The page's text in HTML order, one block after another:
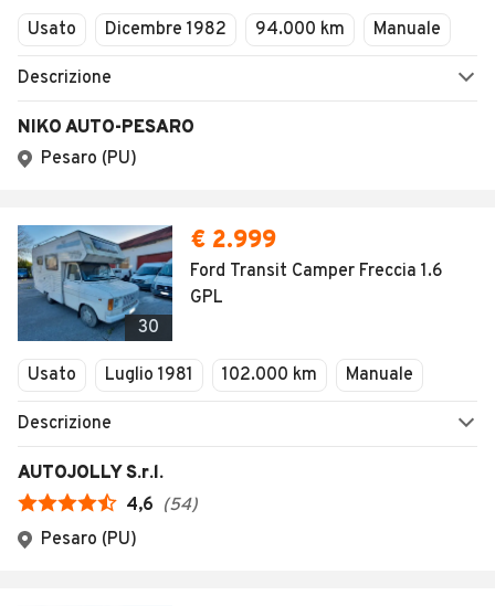
Usato Dicembre 1982 94.000 km Manuale
Descrizione
NIKO AUTO-PESARO
Pesaro (PU)
30
€ 2.999
Ford Transit Camper Freccia 1.6
GPL
Usato Luglio 1981 102.000 km Manuale
Descrizione
AUTOJOLLY S.r.l.
4,6 (54)
Pesaro (PU)